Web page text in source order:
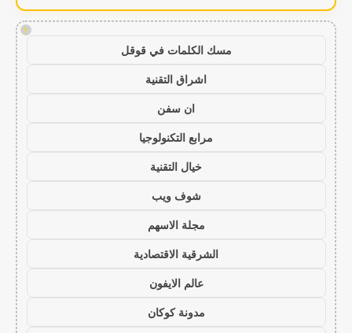
!
مسك الكلمات في قوقل
اشراق التقنية
ان سفن
مرابع التكنولوجيا
خيال التقنية
شوف ويب
مجلة الاسهم
الشرقية الاقتصادية
عالم الايفون
مدونة كوكان